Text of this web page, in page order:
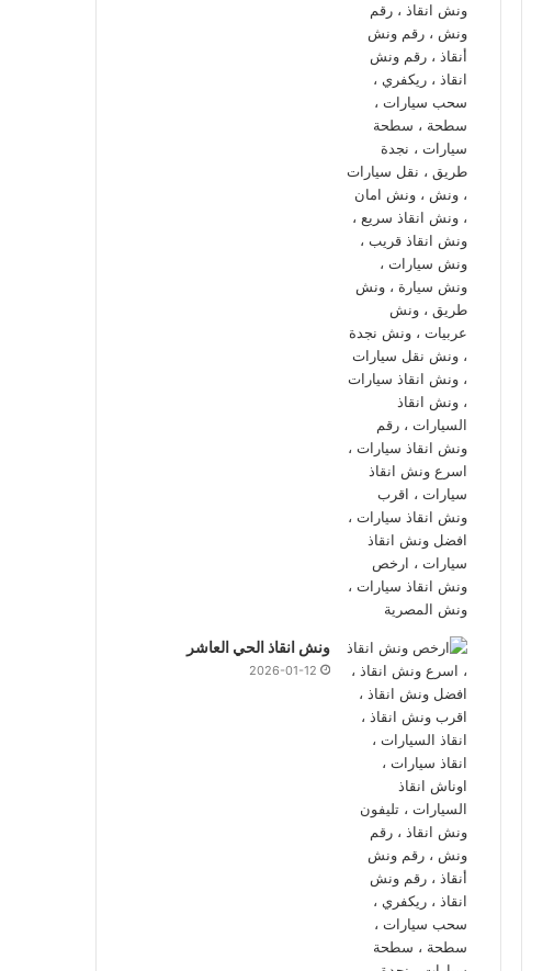
ونش انقاذ الحي العاشر
2026-01-12